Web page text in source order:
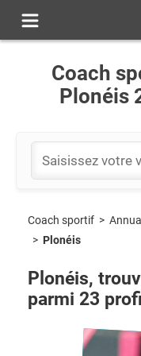
Coach
Plonéis
Coach sportif >
> Plonéis
Plonéis,
parmi 23